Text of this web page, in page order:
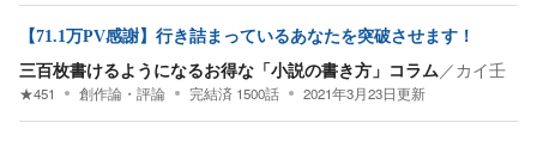
【71.1万PV感謝】行き詰まっているあなたを突破させます！
三百枚書けるようになるお得な「小説の書き方」コラム ／カイ壬
★451 創作論・評論 完結済 1500話 2021年3月23日更新